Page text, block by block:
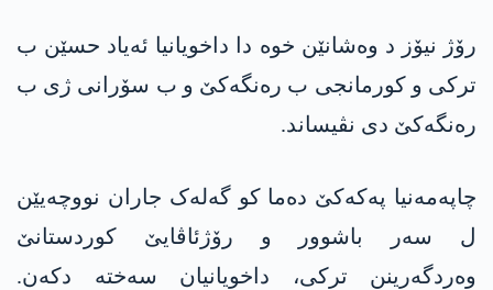
رۆژ نیۆز د وەشانێن خوە دا داخویانیا ئەیاد حسێن ب
ترکی و کورمانجی ب رەنگەکێ و ب سۆرانی ژی ب
رەنگەکێ دی نڤیساند.
چاپەمەنیا پەکەکێ دەما کو گەلەک جاران نووچەیێن
ل سەر باشوور و رۆژئاڤایێ کوردستانێ
وەردگەرینن ترکی، داخویانیان سەختە دکەن.